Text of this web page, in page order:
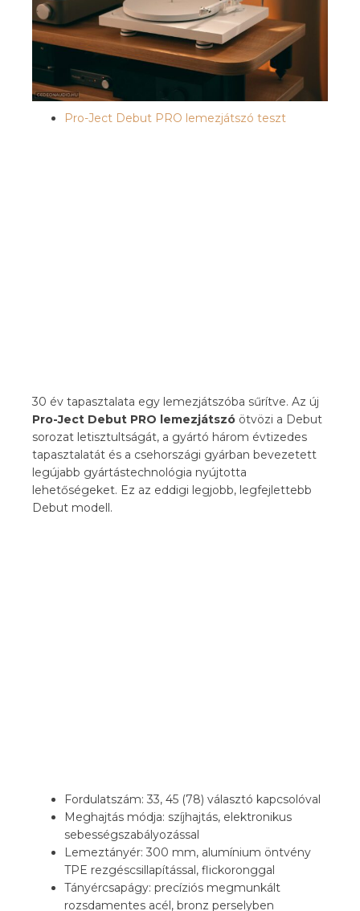
Pro-Ject Debut PRO lemezjátszó teszt
30 év tapasztalata egy lemezjátszóba sűrítve. Az új
Pro-Ject Debut PRO lemezjátszó ötvözi a Debut
sorozat letisztultságát, a gyártó három évtizedes
tapasztalatát és a csehországi gyárban bevezetett
legújabb gyártástechnológia nyújtotta
lehetőségeket. Ez az eddigi legjobb, legfejlettebb
Debut modell.
Fordulatszám: 33, 45 (78) választó kapcsolóval
Meghajtás módja: szíjhajtás, elektronikus
sebességszabályozással
Lemeztányér: 300 mm, alumínium öntvény
TPE rezgéscsillapítással, flickoronggal
Tányércsapágy: precíziós megmunkált
rozsdamentes acél, bronz perselyben